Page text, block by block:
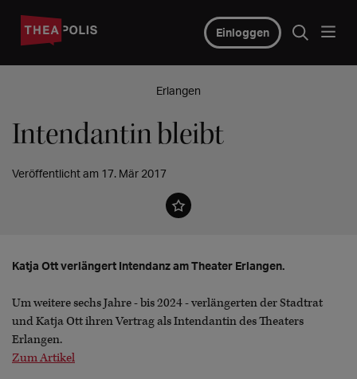
Einloggen
Erlangen
Intendantin bleibt
Veröffentlicht am 17. Mär 2017
Katja Ott verlängert Intendanz am Theater Erlangen.
Um weitere sechs Jahre - bis 2024 - verlängerten der Stadtrat
und Katja Ott ihren Vertrag als Intendantin des Theaters
Erlangen.
Zum Artikel